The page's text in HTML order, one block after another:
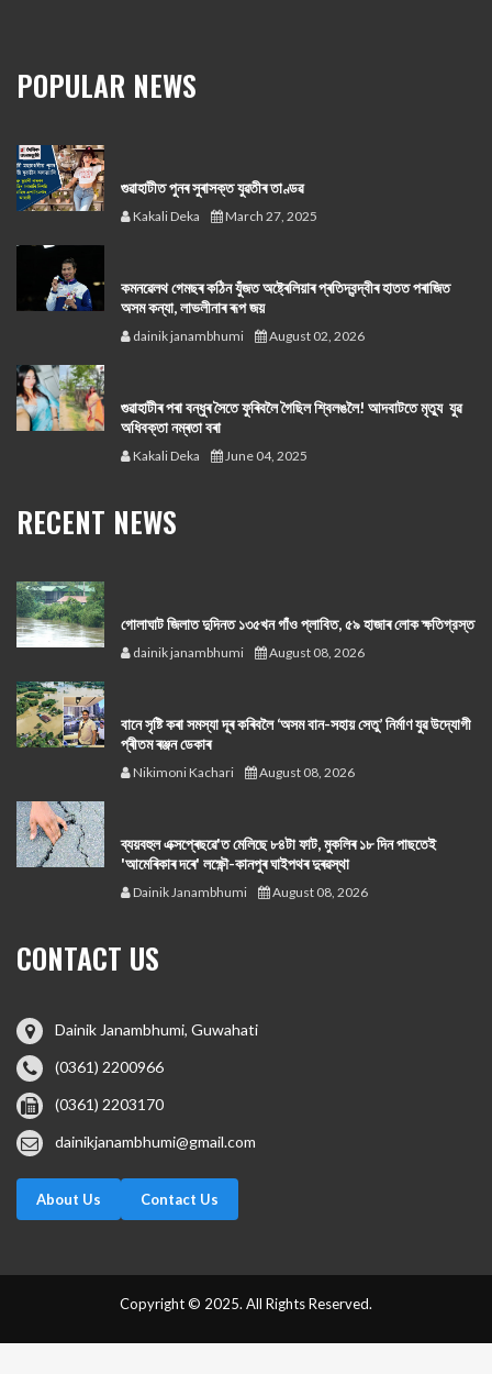
POPULAR NEWS
গুৱাহাটীত পুনৰ সুৰাসক্ত যুৱতীৰ তাণ্ডৱ
Kakali Deka March 27, 2025
কমনৱেলথ গেমছৰ কঠিন যুঁজত অষ্ট্ৰেলিয়াৰ প্ৰতিদ্বন্দ্বীৰ হাতত পৰাজিত
অসম কন্যা, লাভলীনাৰ ৰূপ জয়
dainik janambhumi August 02, 2026
গুৱাহাটীৰ পৰা বন্ধুৰ সৈতে ফুৰিবলৈ গৈছিল শ্বিলঙলৈ! আদবাটতে মৃত্যু যুৱ
অধিবক্তা নম্ৰতা বৰা
Kakali Deka June 04, 2025
RECENT NEWS
গোলাঘাট জিলাত দুদিনত ১৩৫খন গাঁও প্লাবিত, ৫৯ হাজাৰ লোক ক্ষতিগ্রস্ত
dainik janambhumi August 08, 2026
বানে সৃষ্টি কৰা সমস্যা দূৰ কৰিবলৈ ‘অসম বান-সহায় সেতু’ নিৰ্মাণ যুৱ উদ্যোগী
প্ৰীতম ৰঞ্জন ডেকাৰ
Nikimoni Kachari August 08, 2026
ব্যয়বহুল এক্সপ্ৰেছৱে'ত মেলিছে ৮৪টা ফাট, মুকলিৰ ১৮ দিন পাছতেই
'আমেৰিকাৰ দৰে' লক্ষ্ণৌ-কানপুৰ ঘাইপথৰ দুৰৱস্থা
Dainik Janambhumi August 08, 2026
CONTACT US
Dainik Janambhumi, Guwahati
(0361) 2200966
(0361) 2203170
dainikjanambhumi@gmail.com
About Us Contact Us
Copyright © 2025. All Rights Reserved.